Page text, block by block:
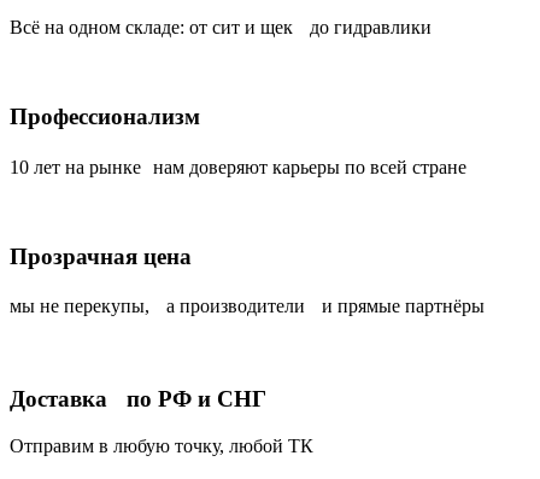
Всё на одном складе: от сит и щек до гидравлики
Профессионализм
10 лет на рынке нам доверяют карьеры по всей стране
Прозрачная цена
мы не перекупы, а производители и прямые партнёры
Доставка по РФ и СНГ
Отправим в любую точку, любой ТК